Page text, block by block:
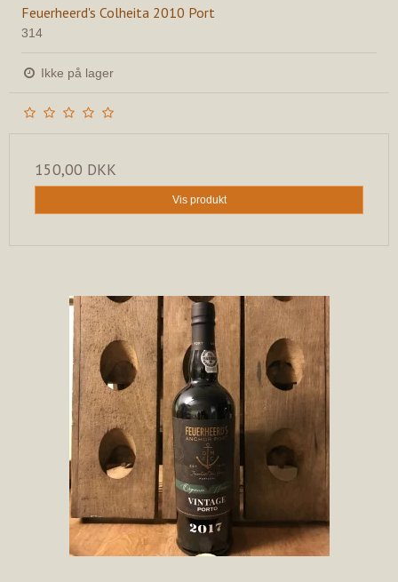
Feuerheerd's Colheita 2010 Port
314
Ikke på lager
150,00 DKK
Vis produkt